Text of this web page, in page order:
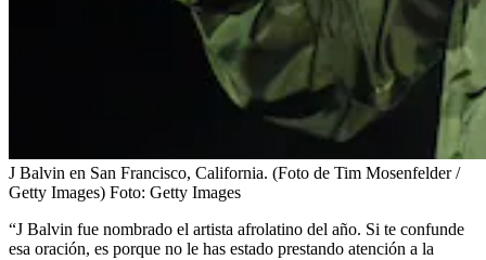
J Balvin en San Francisco, California. (Foto de Tim Mosenfelder /
Getty Images) Foto: Getty Images
“J Balvin fue nombrado el artista afrolatino del año. Si te confunde
esa oración, es porque no le has estado prestando atención a la